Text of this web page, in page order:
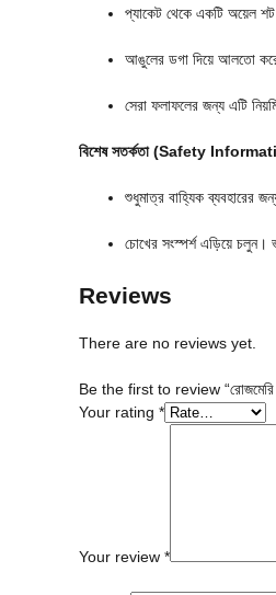
প্যাকেট থেকে একটি অয়েল শট
আঙুলের ডগা দিয়ে আলতো করে
সেরা ফলাফলের জন্য এটি
বিশেষ সতর্কতা (Safety
শুধুমাত্র বাহ্যিক ব্যবহারের
চোখের সংস্পর্শ এড়িয়ে চলুন।
Reviews
There are no reviews yet.
Be the first to review
Your rating *
Your review *